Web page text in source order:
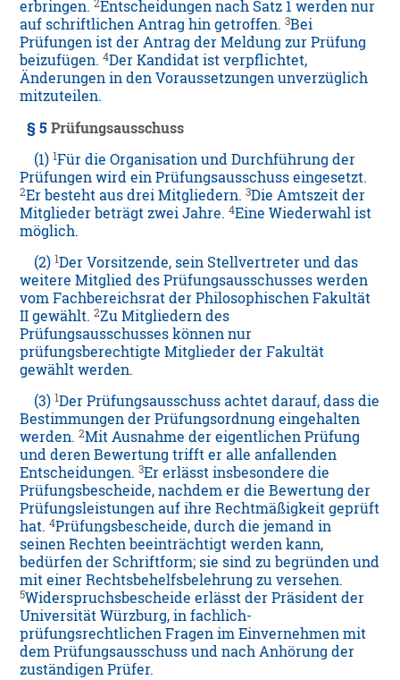
erbringen.2Entscheidungen nach Satz 1 werden nur
auf schriftlichen Antrag hin getroffen.3Bei
Prüfungen ist der Antrag der Meldung zur Prüfung
beizufügen.4Der Kandidat ist verpflichtet,
Änderungen in den Voraussetzungen unverzüglich
mitzuteilen.
§ 5 Prüfungsausschuss
(1)1Für die Organisation und Durchführung der
Prüfungen wird ein Prüfungsausschuss eingesetzt.
2Er besteht aus drei Mitgliedern.3Die Amtszeit der
Mitglieder beträgt zwei Jahre.4Eine Wiederwahl ist
möglich.
(2)1Der Vorsitzende, sein Stellvertreter und das
weitere Mitglied des Prüfungsausschusses werden
vom Fachbereichsrat der Philosophischen Fakultät
II gewählt.2Zu Mitgliedern des
Prüfungsausschusses können nur
prüfungsberechtigte Mitglieder der Fakultät
gewählt werden.
(3)1Der Prüfungsausschuss achtet darauf, dass die
Bestimmungen der Prüfungsordnung eingehalten
werden.2Mit Ausnahme der eigentlichen Prüfung
und deren Bewertung trifft er alle anfallenden
Entscheidungen.3Er erlässt insbesondere die
Prüfungsbescheide, nachdem er die Bewertung der
Prüfungsleistungen auf ihre Rechtmäßigkeit geprüft
hat.4Prüfungsbescheide, durch die jemand in
seinen Rechten beeinträchtigt werden kann,
bedürfen der Schriftform; sie sind zu begründen und
mit einer Rechtsbehelfsbelehrung zu versehen.
5Widerspruchsbescheide erlässt der Präsident der
Universität Würzburg, in fachlich-
prüfungsrechtlichen Fragen im Einvernehmen mit
dem Prüfungsausschuss und nach Anhörung der
zuständigen Prüfer.